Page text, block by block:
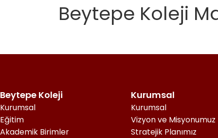
Beytepe Koleji
Beytepe Koleji
Kurumsal
Eğitim
Akademik Birimler
Kurumsal
Kurumsal
Vizyon ve Misyonumuz
Stratejik Planımız